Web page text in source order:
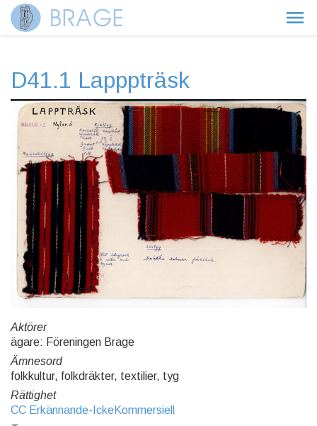
D41.1 Lapppträsk
Aktörer
ägare: Föreningen Brage
Ämnesord
folkkultur, folkdräkter, textilier, tyg
Rättighet
CC Erkännande-IckeKommersiell